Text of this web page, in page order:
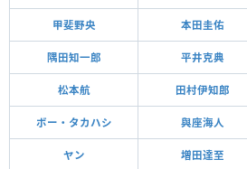
甲斐野央 本田圭佑
隅田知一郎 平井克典
松本航 田村伊知郎
ボー・タカハシ 與座海人
ヤン 増田達至